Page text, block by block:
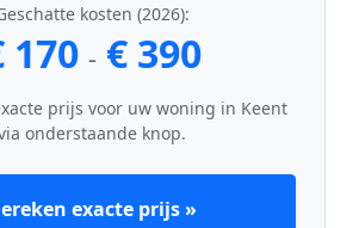
kosten (2026):
170 - € 390
prijs voor uw woning in Keent
onderstaande knop.
exacte prijs »